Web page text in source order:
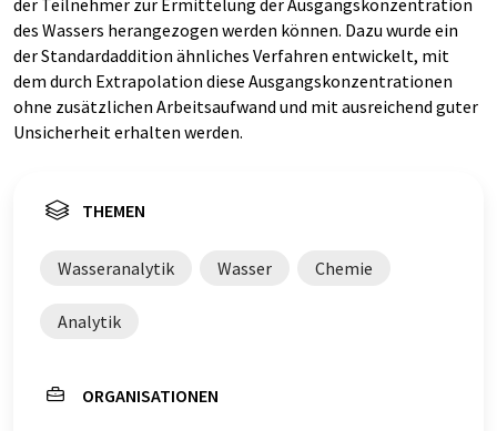
der Teilnehmer zur Ermittelung der Ausgangskonzentration
des Wassers herangezogen werden können. Dazu wurde ein
der Standardaddition ähnliches Verfahren entwickelt, mit
dem durch Extrapolation diese Ausgangskonzentrationen
ohne zusätzlichen Arbeitsaufwand und mit ausreichend guter
Unsicherheit erhalten werden.
THEMEN
Wasseranalytik Wasser Chemie
Analytik
ORGANISATIONEN